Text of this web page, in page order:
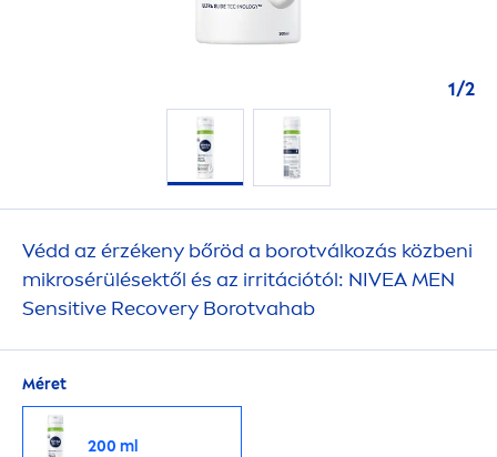
1/2
Védd az érzékeny bőröd a borotválkozás közbeni
mikrosérülésektől és az irritációtól: NIVEAMEN
Sensitive Recovery Borotvahab
Méret
200 ml